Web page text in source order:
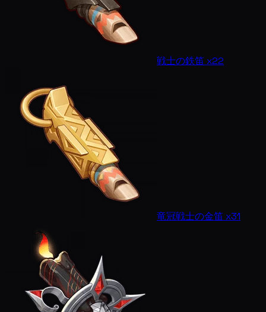
戦士の鉄笛 x22
竜冠戦士の金笛 x31